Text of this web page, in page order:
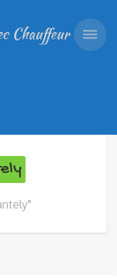
Chauffeur